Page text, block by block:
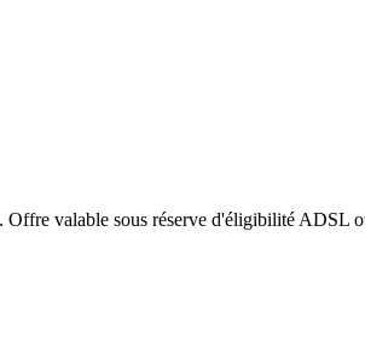
valable sous réserve d'éligibilité ADSL